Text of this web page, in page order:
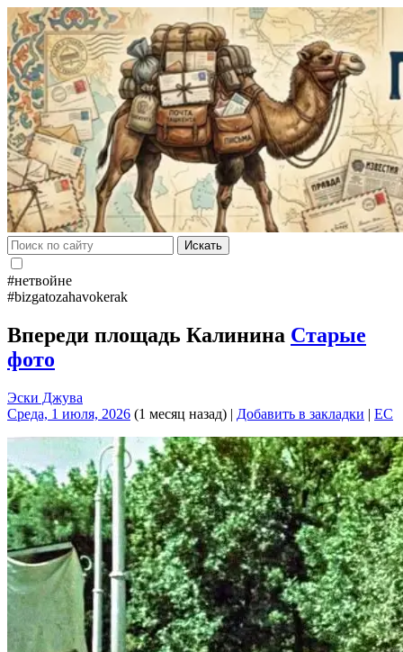
Искать
#нетвойне
#bizgatozahavokerak
Впереди площадь Калинина Старые
фото
Эски Джува
Среда, 1 июля, 2026 (1 месяц назад) | Добавить в закладки | EC